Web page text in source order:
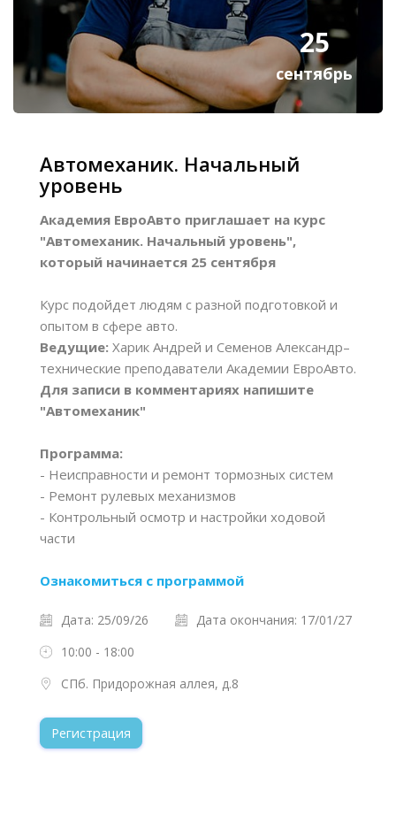
25
сентябрь
Автомеханик. Начальный
уровень
Академия ЕвроАвто приглашает на курс
"Автомеханик. Начальный уровень",
который начинается 25 сентября
Курс подойдет людям с разной подготовкой и
опытом в сфере авто.
Ведущие: Харик Андрей и Семенов Александр–
технические преподаватели Академии ЕвроАвто.
Для записи в комментариях напишите
"Автомеханик"
Программа:
- Неисправности и ремонт тормозных систем
- Ремонт рулевых механизмов
- Контрольный осмотр и настройки ходовой
части
Ознакомиться с программой
Дата: 25/09/26
Дата окончания: 17/01/27
10:00 - 18:00
СПб. Придорожная аллея, д.8
Регистрация